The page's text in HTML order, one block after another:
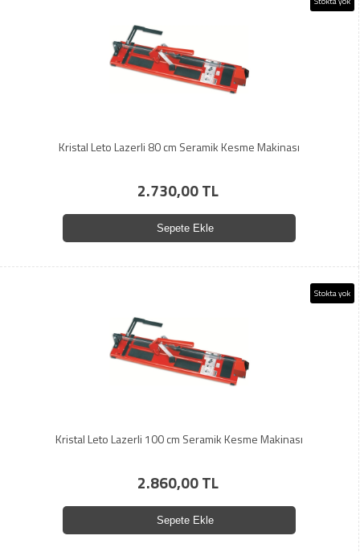
Kristal Leto Lazerli 80 cm Seramik Kesme Makinası
2.730,00 TL
Sepete Ekle
Stokta yok
Kristal Leto Lazerli 100 cm Seramik Kesme Makinası
2.860,00 TL
Sepete Ekle